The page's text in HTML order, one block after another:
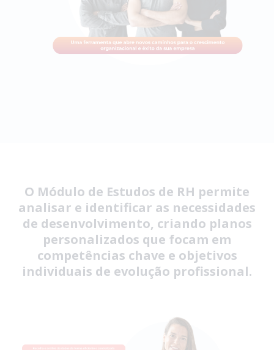
O Módulo de Estudos de RH permite
analisar e identificar as necessidades
de desenvolvimento, criando planos
personalizados que focam em
competências chave e objetivos
individuais de evolução profissional.